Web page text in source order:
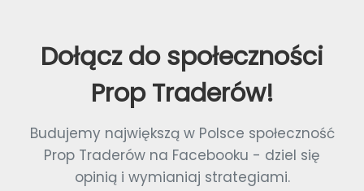
Dołącz do społeczności
Prop Traderów!
Budujemy największą w Polsce społeczność
Prop Traderów na Facebooku - dziel się
opinią i wymianiaj strategiami.